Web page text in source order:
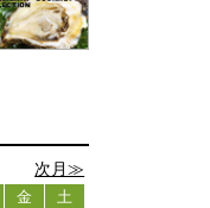
次月≫
金
土